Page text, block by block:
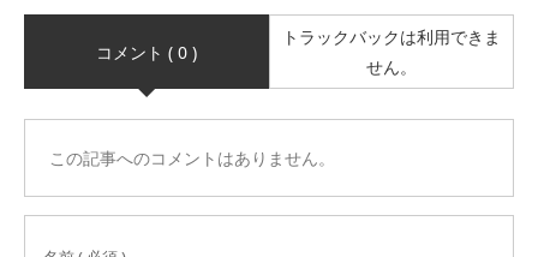
コメント ( 0 )
トラックバックは利用できま
せん。
この記事へのコメントはありません。